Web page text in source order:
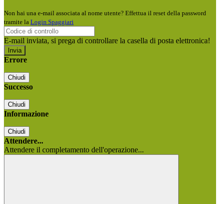
Non hai una e-mail associata al nome utente? Effettua il reset della password
tramite la Login Spaggiari
E-mail inviata, si prega di controllare la casella di posta elettronica!
Errore
Chiudi
Successo
Chiudi
Informazione
Chiudi
Attendere...
Attendere il completamento dell'operazione...